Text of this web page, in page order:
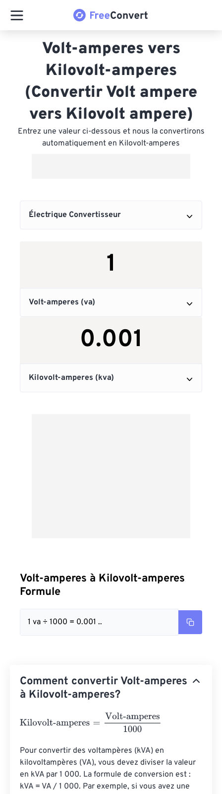
Volt-amperes vers
Kilovolt-amperes
(Convertir Volt ampere
vers Kilovolt ampere)
Entrez une valeur ci-dessous et nous la convertirons
automatiquement en Kilovolt-amperes
Volt-amperes à Kilovolt-amperes
Formule
1 va ÷ 1000 = 0.001 ..
Comment convertir Volt-amperes
à Kilovolt-amperes?
Kilovolt-amperes Volt-amperes1000
Pour convertir des voltampères (kVA) en
kilovoltampères (VA), vous devez diviser la valeur
en kVA par 1 000. La formule de conversion est :
kVA = VA / 1 000. Par exemple, si vous avez une